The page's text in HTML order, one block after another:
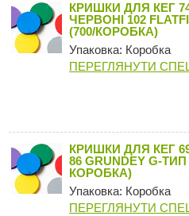
КРИШКИ ДЛЯ КЕГ
ЧЕРВОНІ 102
(700/КОРОБКА)
Упаковка: Коробка
ПЕРЕГЛЯНУТИ
КРИШКИ ДЛЯ КЕГ
86 GRUNDEY G-ТИП
КОРОБКА)
Упаковка: Коробка
ПЕРЕГЛЯНУТИ